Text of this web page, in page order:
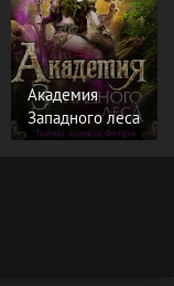
Академия
Западного леса